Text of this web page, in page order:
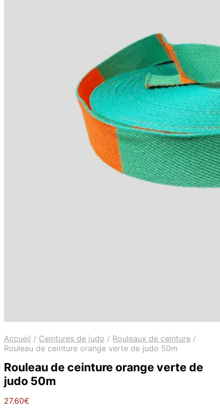
Accueil / Ceintures de judo / Rouleaux de ceinture /
Rouleau de ceinture orange verte de judo 50m
Rouleau de ceinture orange verte de
judo 50m
27.60€